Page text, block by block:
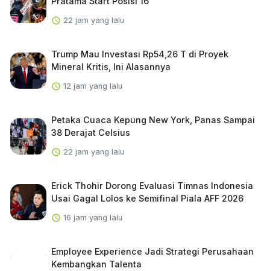
22 jam yang lalu
Trump Mau Investasi Rp54,26 T di Proyek
Mineral Kritis, Ini Alasannya
12 jam yang lalu
Petaka Cuaca Kepung New York, Panas Sampai
38 Derajat Celsius
22 jam yang lalu
Erick Thohir Dorong Evaluasi Timnas Indonesia
Usai Gagal Lolos ke Semifinal Piala AFF 2026
16 jam yang lalu
Employee Experience Jadi Strategi Perusahaan
Kembangkan Talenta